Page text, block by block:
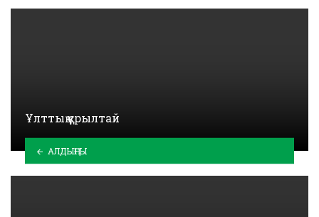
Ұлттық құрылтай
АЛДЫҢҒЫ